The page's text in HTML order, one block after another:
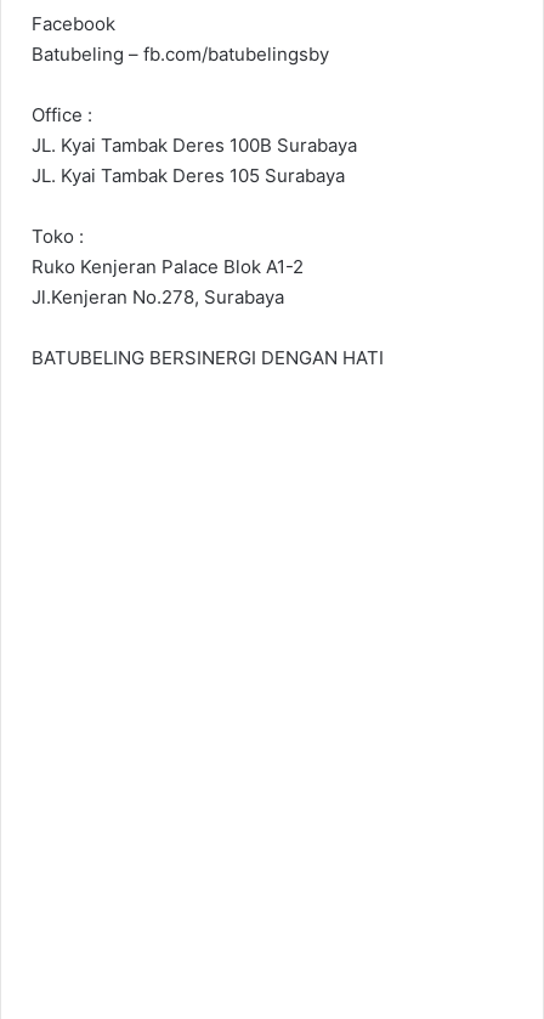
Facebook
Batubeling – fb.com/batubelingsby
Office :
JL. Kyai Tambak Deres 100B Surabaya
JL. Kyai Tambak Deres 105 Surabaya
Toko :
Ruko Kenjeran Palace Blok A1-2
Jl.Kenjeran No.278, Surabaya
BATUBELING BERSINERGI DENGAN HATI